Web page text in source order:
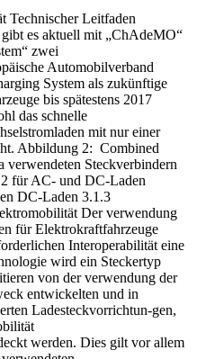
Technischer Leitfaden
es aktuell mit „ChAdeMO“
zwei
Automobilverband
System als zukünftige
bis spätestens 2017
das schnelle
mit nur einer
Abbildung 2: Combined
verwendeten Steckverbindern
für AC- und DC-Laden
DC-Laden 3.1.3
Der verwendung
für Elektrokraftfahrzeuge
Interoperabilität eine
wird ein Steckertyp
von der verwendung der
entwickelten und in
Ladesteckvorrichtun-gen,
werden. Dies gilt vor allem